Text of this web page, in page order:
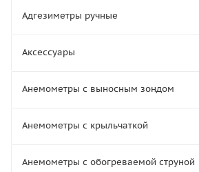
Адгезиметры ручные
Аксессуары
Анемометры с выносным зондом
Анемометры с крыльчаткой
Анемометры с обогреваемой струной